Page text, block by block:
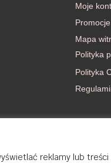
reklamy lub
Moje
Mapa
Polityka
Polityka